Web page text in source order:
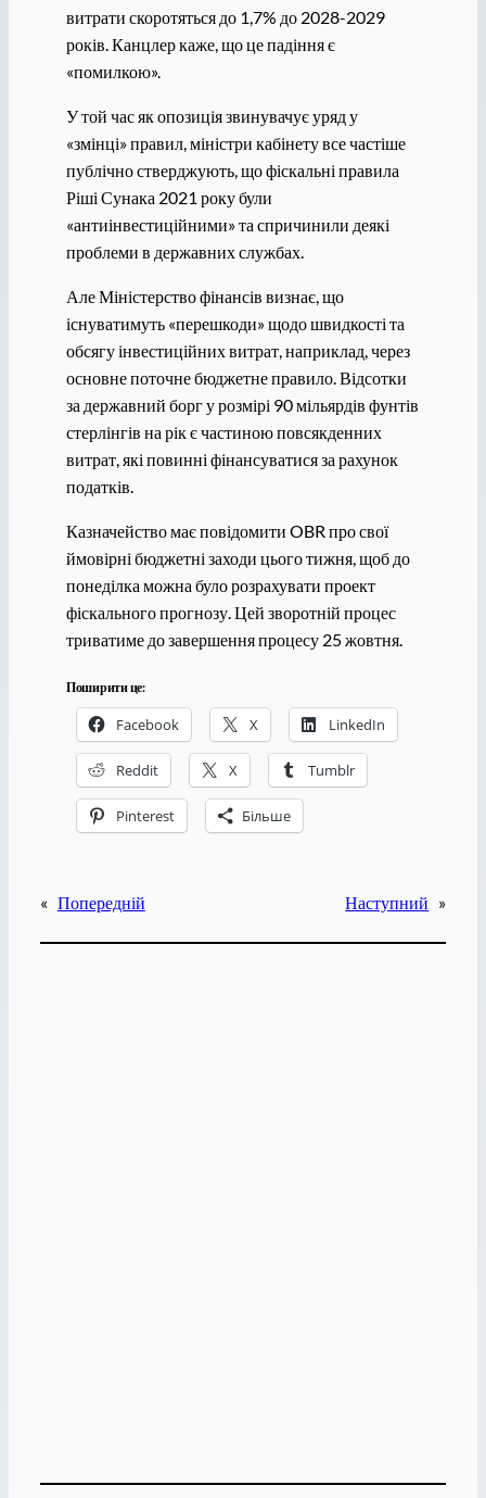
витрати скоротяться до 1,7% до 2028-2029
років. Канцлер каже, що це падіння є
«помилкою».
У той час як опозиція звинувачує уряд у
«змінці» правил, міністри кабінету все частіше
публічно стверджують, що фіскальні правила
Ріші Сунака 2021 року були
«антиінвестиційними» та спричинили деякі
проблеми в державних службах.
Але Міністерство фінансів визнає, що
існуватимуть «перешкоди» щодо швидкості та
обсягу інвестиційних витрат, наприклад, через
основне поточне бюджетне правило. Відсотки
за державний борг у розмірі 90 мільярдів фунтів
стерлінгів на рік є частиною повсякденних
витрат, які повинні фінансуватися за рахунок
податків.
Казначейство має повідомити OBR про свої
ймовірні бюджетні заходи цього тижня, щоб до
понеділка можна було розрахувати проект
фіскального прогнозу. Цей зворотній процес
триватиме до завершення процесу 25 жовтня.
Поширити це:
Facebook X LinkedIn
Reddit X Tumblr
Pinterest Більше
« Попередній Наступний »